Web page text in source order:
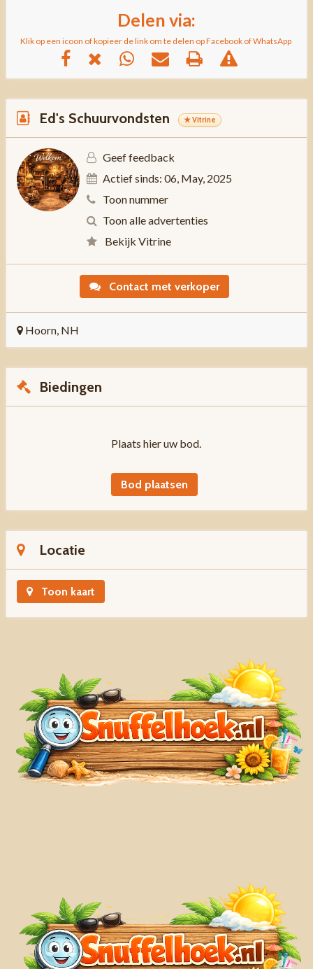
Delen via:
Klik op een icoon of kopieer de link om te delen op Facebook of WhatsApp
Ed's Schuurvondsten ★ Vitrine
Geef feedback
Actief sinds: 06, May, 2025
Toon nummer
Toon alle advertenties
Bekijk Vitrine
Contact met verkoper
Hoorn, NH
Biedingen
Plaats hier uw bod.
Bod plaatsen
Locatie
Toon kaart